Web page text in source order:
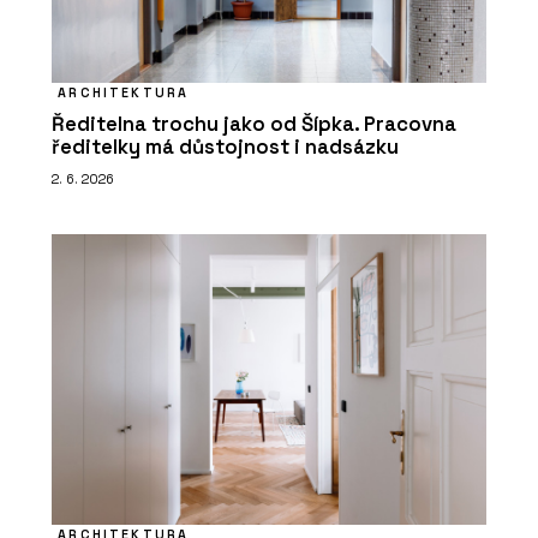
ARCHITEKTURA
Ředitelna trochu jako od Šípka. Pracovna
ředitelky má důstojnost i nadsázku
2. 6. 2026
ARCHITEKTURA